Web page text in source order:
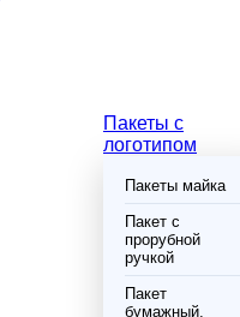
Пакеты с
логотипом
Пакеты майка
Пакет с
прорубной
ручкой
Пакет
бумажный,